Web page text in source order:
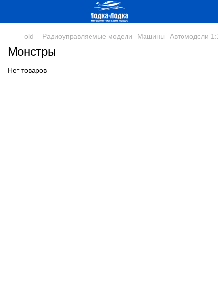
_old_ Радиоуправляемые модели Машины Автомодели
Монстры
Нет товаров